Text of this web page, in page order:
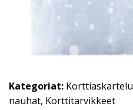
Kategoriat: Korttiaskartelu
nauhat, Korttitarvikkeet